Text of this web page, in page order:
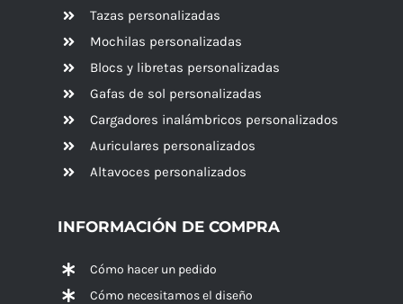
Tazas personalizadas
Mochilas personalizadas
Blocs y libretas personalizadas
Gafas de sol personalizadas
Cargadores inalámbricos personalizados
Auriculares personalizados
Altavoces personalizados
INFORMACIÓN DE COMPRA
Cómo hacer un pedido
Cómo necesitamos el diseño